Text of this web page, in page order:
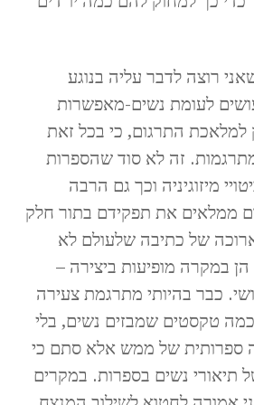
רוצה לדבר עליה בנוגע
לעומת נשים-מאפשרות
התרגום, כי בכל זאת
זה לא סוד שהספרות
מיזוגיניה וכך גם הרבה
ממלאים את תפקידם בתור חלק
של כתיבה שלעולם לא
במקרה מופיעות ביצירה –
כבר בהיותי מתרגמת צעירה
טקסטים שמבזים נשים, בלי
ספרותית של ממש אלא סתם כי
תיאורי נשים בספרות. במקרים